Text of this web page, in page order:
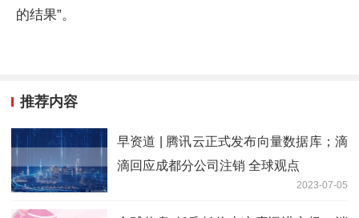
的结果”。
推荐内容
早资道 | 腾讯云正式发布向量数据库；滴
滴回应成都分公司注销 全球观点
2023-07-05